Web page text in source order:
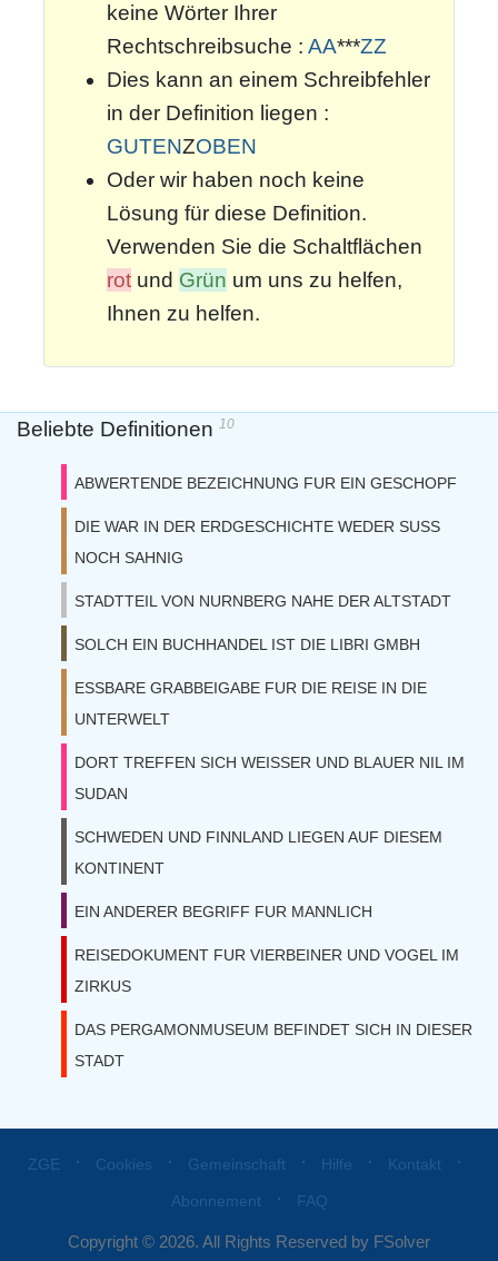
keine Wörter Ihrer
Rechtschreibsuche : AA***ZZ
Dies kann an einem Schreibfehler
in der Definition liegen :
GUTENZOBEN
Oder wir haben noch keine
Lösung für diese Definition.
Verwenden Sie die Schaltflächen
rot und Grün um uns zu helfen,
Ihnen zu helfen.
Beliebte Definitionen 10
ABWERTENDE BEZEICHNUNG FUR EIN GESCHOPF
DIE WAR IN DER ERDGESCHICHTE WEDER SUSS
NOCH SAHNIG
STADTTEIL VON NURNBERG NAHE DER ALTSTADT
SOLCH EIN BUCHHANDEL IST DIE LIBRI GMBH
ESSBARE GRABBEIGABE FUR DIE REISE IN DIE
UNTERWELT
DORT TREFFEN SICH WEISSER UND BLAUER NIL IM
SUDAN
SCHWEDEN UND FINNLAND LIEGEN AUF DIESEM
KONTINENT
EIN ANDERER BEGRIFF FUR MANNLICH
REISEDOKUMENT FUR VIERBEINER UND VOGEL IM
ZIRKUS
DAS PERGAMONMUSEUM BEFINDET SICH IN DIESER
STADT
ZGE ⋅ Cookies ⋅ Gemeinschaft ⋅ Hilfe ⋅ Kontakt ⋅
Abonnement ⋅ FAQ
Copyright © 2026. All Rights Reserved by FSolver